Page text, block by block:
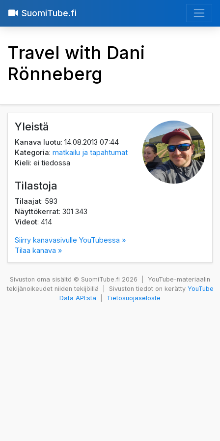
SuomiTube.fi
Travel with Dani
Rönneberg
Yleistä
Kanava luotu: 14.08.2013 07:44
Kategoria:matkailu ja tapahtumat
Kieli: ei tiedossa
Tilastoja
Tilaajat: 593
Näyttökerrat: 301 343
Videot: 414
Siirry kanavasivulle YouTubessa »
Tilaa kanava »
Sivuston oma sisältö © SuomiTube.fi 2026
YouTube-materiaalin
tekijänoikeudet niiden tekijöillä
Sivuston tiedot on kerätty YouTube
Data API:sta
Tietosuojaseloste